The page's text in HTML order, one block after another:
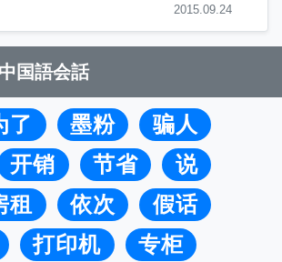
2015.09.24
国語会話
了 墨粉
骗人
开销 节省
说
租 依次
假话
打印机
专柜